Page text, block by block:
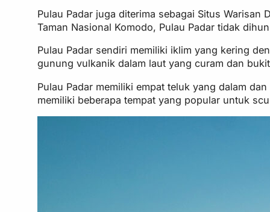
Pulau Padar juga diterima sebagai Situs Warisan
Taman Nasional Komodo, Pulau Padar tidak
Pulau Padar sendiri memiliki iklim yang kering
gunung vulkanik dalam laut yang curam dan
Pulau Padar memiliki empat teluk yang dalam
memiliki beberapa tempat yang popular untuk